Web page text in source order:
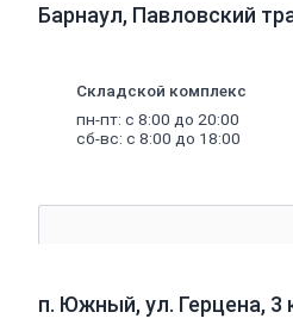
Трубы
Фитинги
Краны
шаровые,
Трубы
Трубы
Барнаул, Павловский
Складской комплекс
пн-пт: с 8:00 до 20:00
сб-вс: с 8:00 до 18:00
п. Южный, ул. Герцена, 3